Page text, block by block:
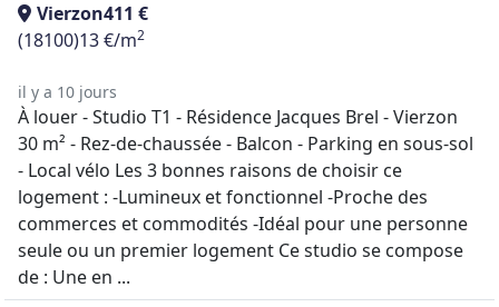
Vierzon411 €
(18100)13 €/m2
il y a 10 jours
À louer - Studio T1 - Résidence Jacques Brel - Vierzon
30 m² - Rez-de-chaussée - Balcon - Parking en sous-sol
- Local vélo Les 3 bonnes raisons de choisir ce
logement : -Lumineux et fonctionnel -Proche des
commerces et commodités -Idéal pour une personne
seule ou un premier logement Ce studio se compose
de : Une en ...